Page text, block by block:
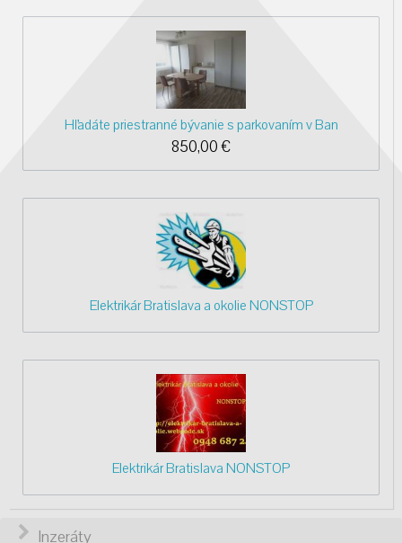
Hľadáte priestranné bývanie s parkovaním v Ban
850,00 €
Elektrikár Bratislava a okolie NONSTOP
Elektrikár Bratislava NONSTOP
Inzeráty